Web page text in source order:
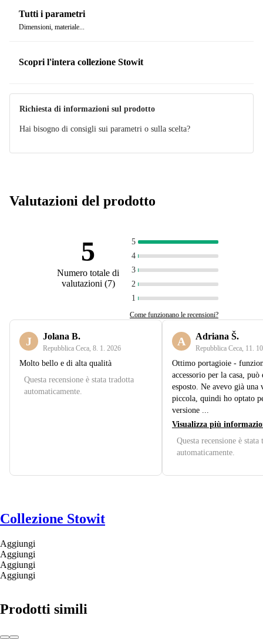
Tutti i parametri
Dimensioni, materiale...
Scopri l'intera collezione Stowit
Richiesta di informazioni sul prodotto
Hai bisogno di consigli sui parametri o sulla scelta?
Valutazioni del prodotto
5
Numero totale di
valutazioni (7)
5
4
3
2
1
Come funzionano le recensioni?
J Jolana B.
Repubblica Ceca 8. 1. 2026
Molto bello e di alta qualità
Questa recensione è stata tradotta
automaticamente.
A Adriana Š.
Repubblica Ceca 11.
Ottimo portagioie -
accessorio per la casa, può
esposto. Ne avevo già una
piccola, quindi ho optato
versione ...
Visualizza più
Questa recensione è stata
automaticamente.
Collezione Stowit
Aggiungi
Aggiungi
Aggiungi
Aggiungi
Prodotti simili